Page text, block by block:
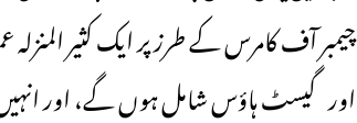
چیمبر آف کامرس کے طرز پر ایک کثیر
اور گیسٹ ہاؤس شامل ہوں گے، اور